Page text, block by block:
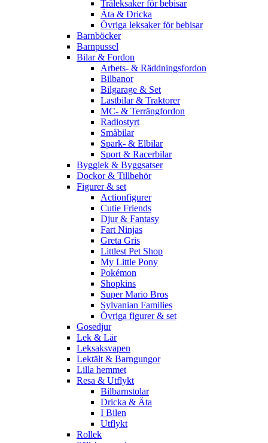
Träleksaker för bebisar
Äta & Dricka
Övriga leksaker för bebisar
Barnböcker
Barnpussel
Bilar & Fordon
Arbets- & Räddningsfordon
Bilbanor
Bilgarage & Set
Lastbilar & Traktorer
MC- & Terrängfordon
Radiostyrt
Småbilar
Spark- & Elbilar
Sport & Racerbilar
Bygglek & Byggsatser
Dockor & Tillbehör
Figurer & set
Actionfigurer
Cutie Friends
Djur & Fantasy
Fart Ninjas
Greta Gris
Littlest Pet Shop
My Little Pony
Pokémon
Shopkins
Super Mario Bros
Sylvanian Families
Övriga figurer & set
Gosedjur
Lek & Lär
Leksaksvapen
Lektält & Barngungor
Lilla hemmet
Resa & Utflykt
Bilbarnstolar
Dricka & Äta
I Bilen
Utflykt
Rollek